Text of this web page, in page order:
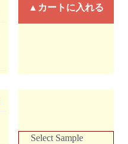
▲カートに入れる
Select Sample